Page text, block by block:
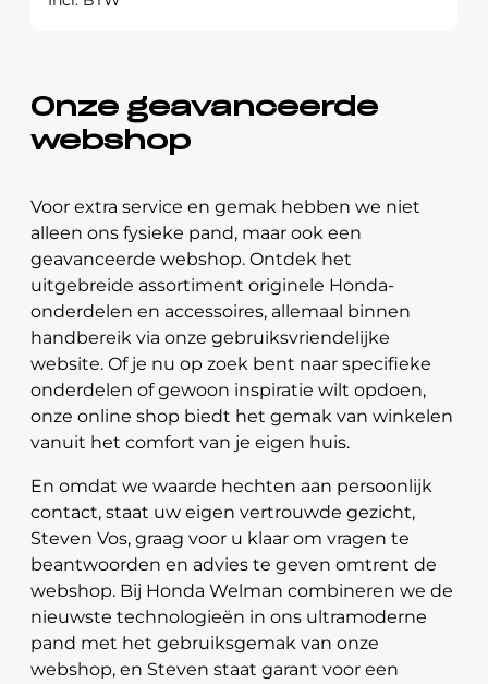
Onze geavanceerde
webshop
Voor extra service en gemak hebben we niet
alleen ons fysieke pand, maar ook een
geavanceerde webshop. Ontdek het
uitgebreide assortiment originele Honda-
onderdelen en accessoires, allemaal binnen
handbereik via onze gebruiksvriendelijke
website. Of je nu op zoek bent naar specifieke
onderdelen of gewoon inspiratie wilt opdoen,
onze online shop biedt het gemak van winkelen
vanuit het comfort van je eigen huis.
En omdat we waarde hechten aan persoonlijk
contact, staat uw eigen vertrouwde gezicht,
Steven Vos, graag voor u klaar om vragen te
beantwoorden en advies te geven omtrent de
webshop. Bij Honda Welman combineren we de
nieuwste technologieën in ons ultramoderne
pand met het gebruiksgemak van onze
webshop, en Steven staat garant voor een